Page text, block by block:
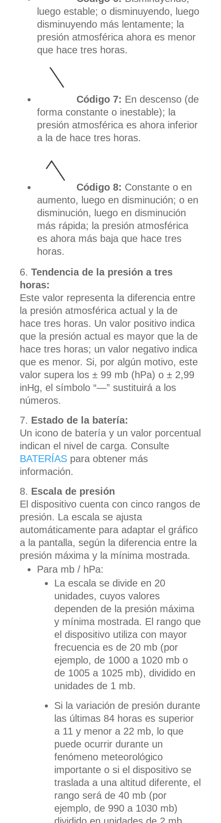
luego estable; o disminuyendo, luego
disminuyendo más lentamente; la
presión atmosférica ahora es menor
que hace tres horas.
Código 7: En descenso (de
forma constante o inestable); la
presión atmosférica es ahora inferior
a la de hace tres horas.
Código 8: Constante o en
aumento, luego en disminución; o en
disminución, luego en disminución
más rápida; la presión atmosférica
es ahora más baja que hace tres
horas.
Tendencia de la presión a tres
horas:
Este valor representa la diferencia entre
la presión atmosférica actual y la de
hace tres horas. Un valor positivo indica
que la presión actual es mayor que la de
hace tres horas; un valor negativo indica
que es menor. Si, por algún motivo, este
valor supera los ± 99 mb (hPa) o ± 2,99
inHg, el símbolo “—” sustituirá a los
números.
Estado de la batería:
Un icono de batería y un valor porcentual
indican el nivel de carga. Consulte
BATERÍAS para obtener más
información.
Escala de presión
El dispositivo cuenta con cinco rangos de
presión. La escala se ajusta
automáticamente para adaptar el gráfico
a la pantalla, según la diferencia entre la
presión máxima y la mínima mostrada.
Para mb / hPa:
La escala se divide en 20
unidades, cuyos valores
dependen de la presión máxima
y mínima mostrada. El rango que
el dispositivo utiliza con mayor
frecuencia es de 20 mb (por
ejemplo, de 1000 a 1020 mb o
de 1005 a 1025 mb), dividido en
unidades de 1 mb.
Si la variación de presión durante
las últimas 84 horas es superior
a 11 y menor a 22 mb, lo que
puede ocurrir durante un
fenómeno meteorológico
importante o si el dispositivo se
traslada a una altitud diferente, el
rango será de 40 mb (por
ejemplo, de 990 a 1030 mb)